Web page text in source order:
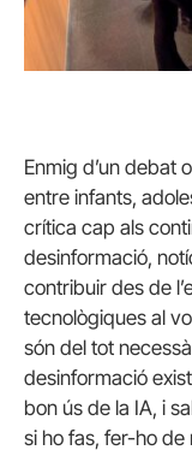
Enmig d’un debat
entre infants,
crítica cap als
desinformació,
contribuir des de
tecnològiques al
són del tot
desinformació
bon ús de la IA, i
si ho fas, fer-ho